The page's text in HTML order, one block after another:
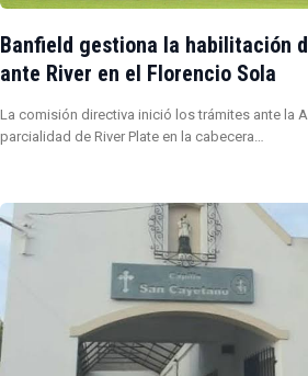
Banfield gestiona la habilitación
ante River en el Florencio Sola
La comisión directiva inició los trámites ante la
parcialidad de River Plate en la cabecera…